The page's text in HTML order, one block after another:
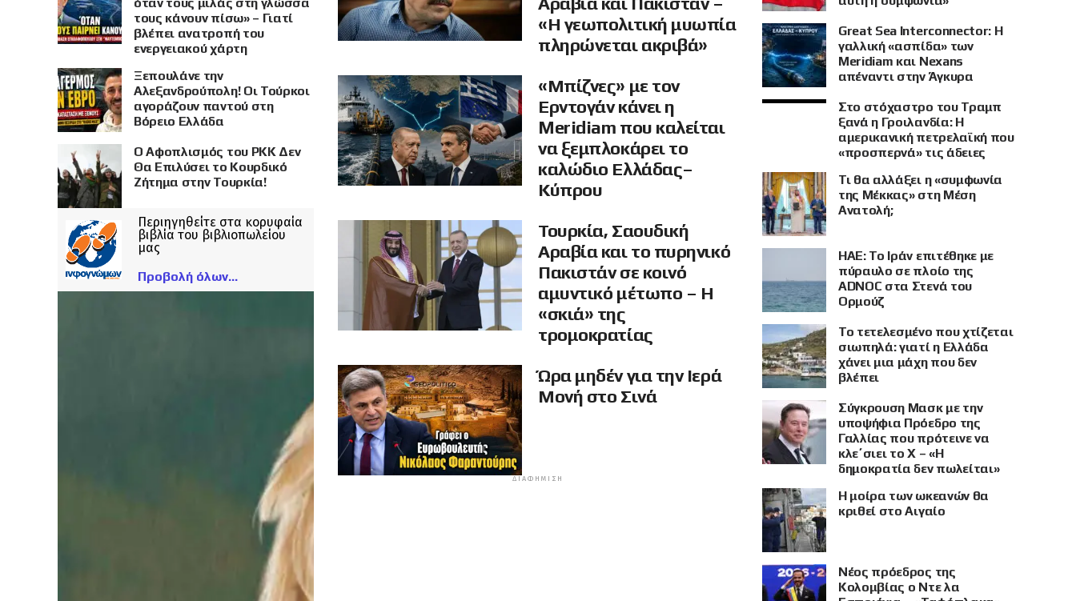
«Η γεωπολιτική μυωπία
πληρώνεται ακριβά»
«Μπίζνες» με τον
Ερντογάν κάνει η
Meridiam που καλείται
να ξεμπλοκάρει το
καλώδιο Ελλάδας–
Κύπρου
Τουρκία, Σαουδική
Αραβία και το πυρηνικό
Πακιστάν σε κοινό
αμυντικό μέτωπο – Η
«σκιά» της
τρομοκρατίας
Ώρα μηδέν για την Ιερά
Μονή στο Σινά
ΔΙΑΦΉΜΙΣΗ
τους κάνουν πίσω» – Γιατί
βλέπει ανατροπή του
ενεργειακού χάρτη
Ξεπουλάνε την
Αλεξανδρούπολη! Οι Τούρκοι
αγοράζουν παντού στη
Βόρειο Ελλάδα
Ο Αφοπλισμός του PKK Δεν
Θα Επιλύσει το Κουρδικό
Ζήτημα στην Τουρκία!
Περιηγηθείτε στα κορυφαία
βιβλία του βιβλιοπωλείου
μας
Προβολή όλων
Great Sea Interconnector: Η
γαλλική «ασπίδα» των
Meridiam και Nexans
απέναντι στην Άγκυρα
Στο στόχαστρο του Τραμπ
ξανά η Γροιλανδία: Η
αμερικανική πετρελαϊκή που
«προσπερνά» τις άδειες
Τι θα αλλάξει η «συμφωνία
της Μέκκας» στη Μέση
Ανατολή;
ΗΑΕ: Το Ιράν επιτέθηκε με
πύραυλο σε πλοίο της
ADNOC στα Στενά του
Ορμούζ
Το τετελεσμένο που χτίζεται
σιωπηλά: γιατί η Ελλάδα
χάνει μια μάχη που δεν
βλέπει
Σύγκρουση Μασκ με την
υποψήφια Πρόεδρο της
Γαλλίας που πρότεινε να
κλε΄σιει το X – «Η
δημοκρατία δεν πωλείται»
Η μοίρα των ωκεανών θα
κριθεί στο Αιγαίο
Νέος πρόεδρος της
Κολομβίας ο Ντε λα